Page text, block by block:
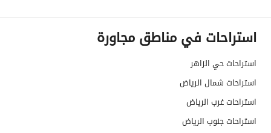
رقم صك الملكية
8803246597000000
واجهة العقار
حدود واطوال العقار
الضمانات والمدة
استراحات في مناطق مجاورة
استراحات حي الزاهر
استراحات شمال الرياض
استراحات غرب الرياض
استراحات جنوب الرياض